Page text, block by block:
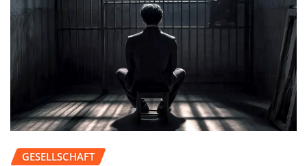
GESELLSCHAFT